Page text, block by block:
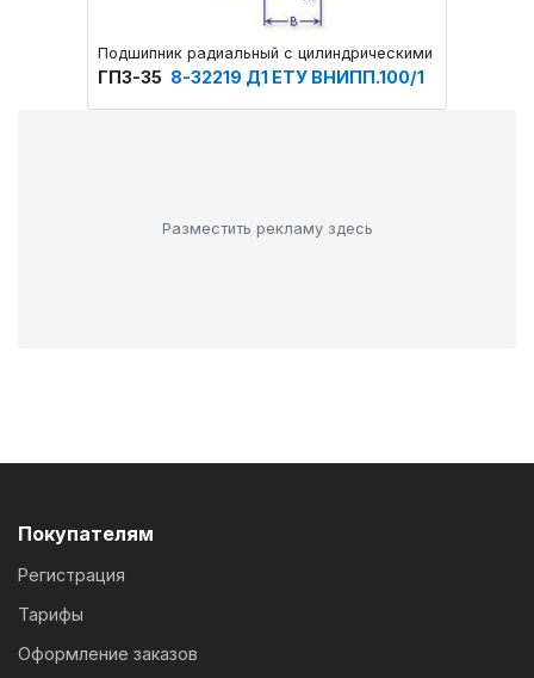
Подшипник радиальный с цилиндрическими роликами
ГПЗ-35 8-32219 Д1 ЕТУ ВНИПП.100/1
Разместить рекламу здесь
Покупателям
Регистрация
Тарифы
Оформление заказов